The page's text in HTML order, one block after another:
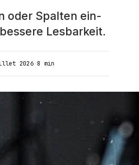
oder Spalten ein-
Lesbarkeit.
2026·8 min